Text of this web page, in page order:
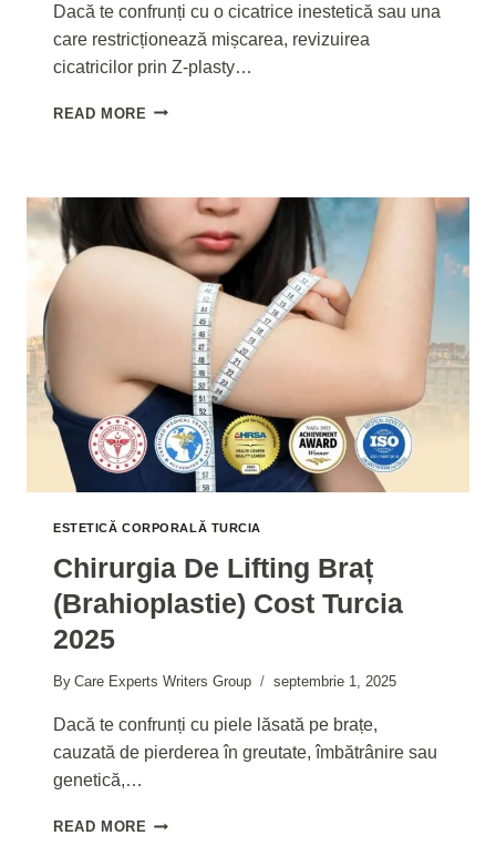
Dacă te confrunți cu o cicatrice inestetică sau una
care restricționează mișcarea, revizuirea
cicatricilor prin Z-plasty…
READ MORE REVIZUIREA
–
COST
TURCIA
ESTETICĂ CORPORALĂ TURCIA
Chirurgia De Lifting Braț
(brahioplastie) Cost Turcia
2025
By Care Experts Writers Group septembrie 1, 2025
Dacă te confrunți cu piele lăsată pe brațe,
cauzată de pierderea în greutate, îmbătrânire sau
genetică,…
READ MORE CHIRURGIA